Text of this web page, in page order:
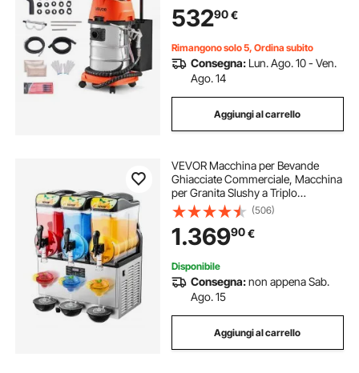
con 23 Adattatori
53290€
Rimangono solo 5, Ordina subito
Consegna: Lun. Ago. 10 - Ven.
Ago. 14
Aggiungi al carrello
VEVOR Macchina per Bevande
Ghiacciate Commerciale, Macchina
per Granita Slushy a Triplo
Serbatoio 15 Litri x 3 per Frullati in
Acciaio Inox da Ristoranti, Bar,
Caffetterie
(506)
1.36990€
Disponibile
Consegna:non appena Sab.
Ago. 15
Aggiungi al carrello